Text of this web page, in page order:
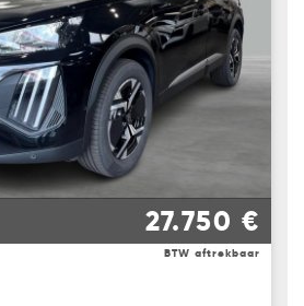
27.750 €
BTW aftrekbaar